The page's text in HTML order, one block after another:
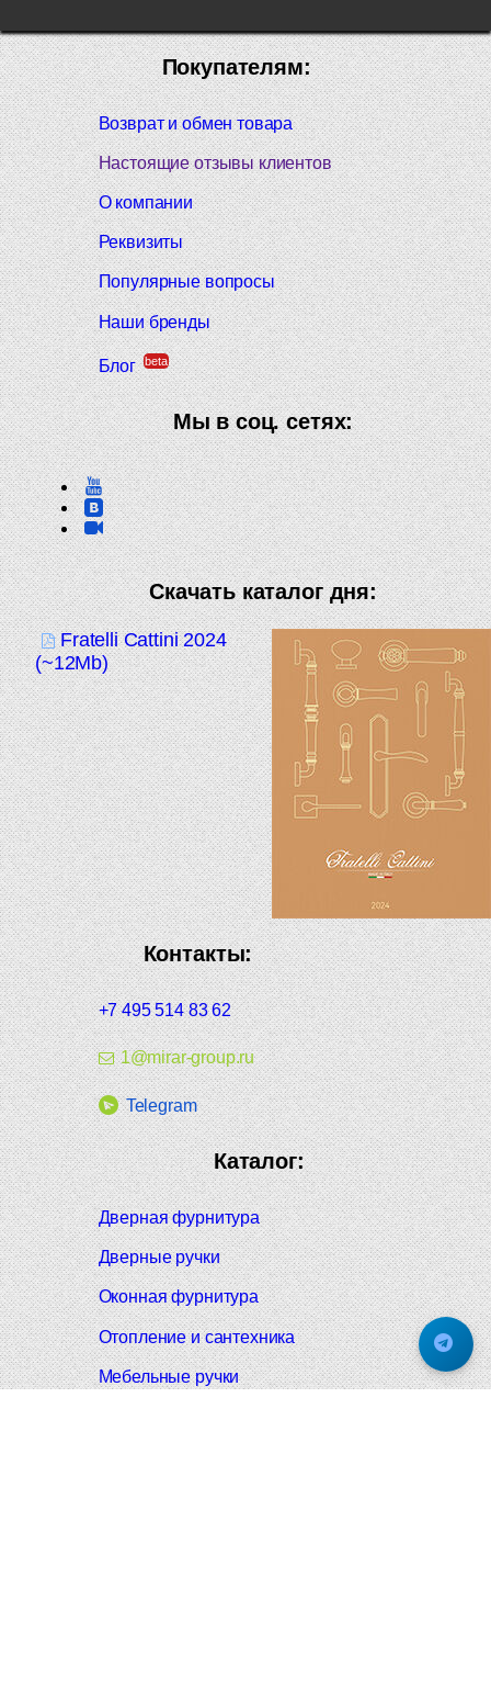
Покупателям:
Возврат и обмен товара
Настоящие отзывы клиентов
О компании
Реквизиты
Популярные вопросы
Наши бренды
Блог beta
Мы в соц. сетях:
Скачать каталог дня:
Fratelli Cattini 2024
(~12Mb)
Контакты:
+7 495 514 83 62
1@mirar-group.ru
Telegram
Каталог:
Дверная фурнитура
Дверные ручки
Оконная фурнитура
Отопление и сантехника
Мебельные ручки